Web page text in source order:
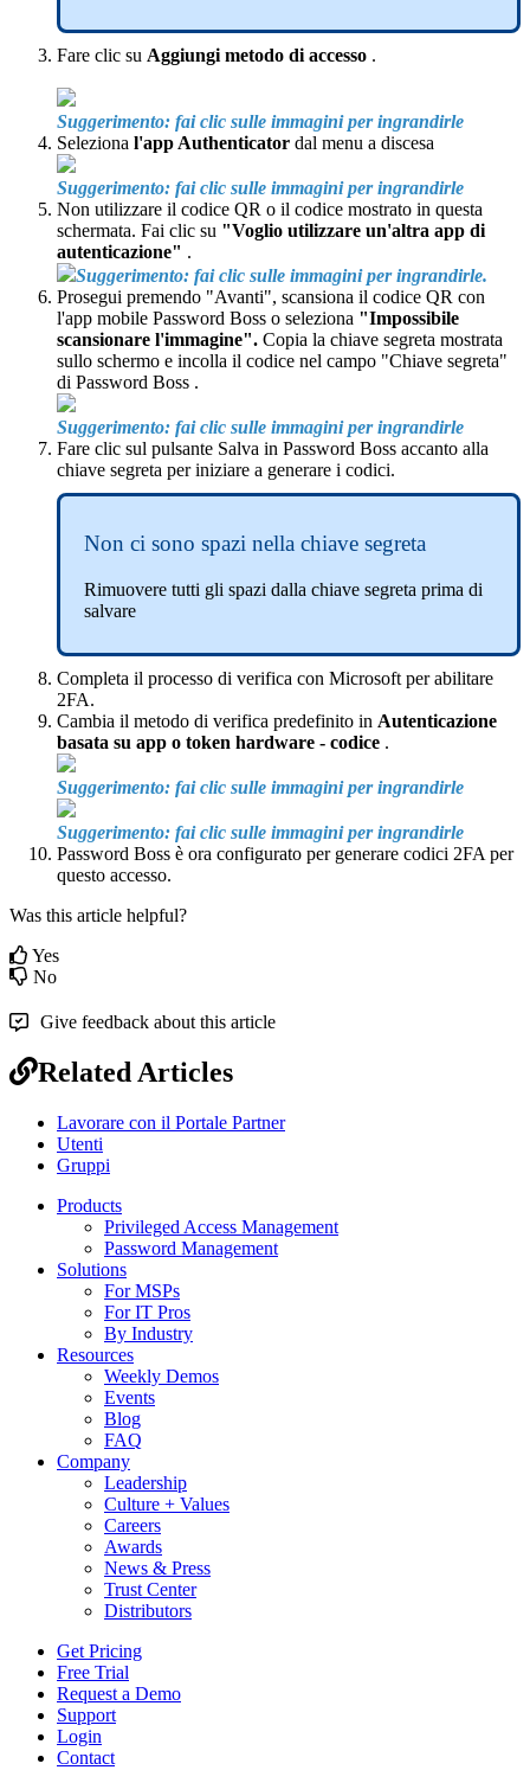
Fare clic su Aggiungi metodo di accesso .
Suggerimento: fai clic sulle immagini per ingrandirle
Seleziona l'app Authenticator dal menu a discesa
Suggerimento: fai clic sulle immagini per ingrandirle
Non utilizzare il codice QR o il codice mostrato in questa
schermata. Fai clic su "Voglio utilizzare un'altra app di
autenticazione" .
Suggerimento: fai clic sulle immagini per ingrandirle.
Prosegui premendo "Avanti", scansiona il codice QR con
l'app mobile Password Boss o seleziona "Impossibile
scansionare l'immagine". Copia la chiave segreta mostrata
sullo schermo e incolla il codice nel campo "Chiave segreta"
di Password Boss .
Suggerimento: fai clic sulle immagini per ingrandirle
Fare clic sul pulsante Salva in Password Boss accanto alla
chiave segreta per iniziare a generare i codici.
Non ci sono spazi nella chiave segreta
Rimuovere tutti gli spazi dalla chiave segreta prima di
salvare
Completa il processo di verifica con Microsoft per abilitare
2FA.
Cambia il metodo di verifica predefinito in Autenticazione
basata su app o token hardware - codice .
Suggerimento: fai clic sulle immagini per ingrandirle
Suggerimento: fai clic sulle immagini per ingrandirle
Password Boss è ora configurato per generare codici 2FA per
questo accesso.
Was this article helpful?
Yes
No
Give feedback about this article
Related Articles
Lavorare con il Portale Partner
Utenti
Gruppi
Products
Privileged Access Management
Password Management
Solutions
For MSPs
For IT Pros
By Industry
Resources
Weekly Demos
Events
Blog
FAQ
Company
Leadership
Culture + Values
Careers
Awards
News & Press
Trust Center
Distributors
Get Pricing
Free Trial
Request a Demo
Support
Login
Contact